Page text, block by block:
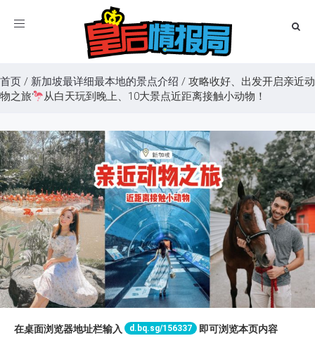
Toggle
首页 / 新加坡最详细最本地的景点介绍 / 攻略收好、出发开启亲近动
物之旅
从白天玩到晚上、10大景点近距离接触小动物！
在桌面浏览器地址栏输入 d.bq.sg/156337 即可浏览本页内容